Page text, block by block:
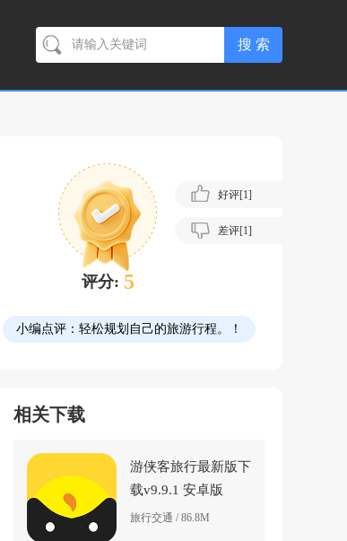
评分: 5
好评[1]
差评[1]
小编点评： 轻松规划自己的旅游行程。！
相关下载
游侠客旅行最新版下
载v9.9.1 安卓版
旅行交通 / 86.8M